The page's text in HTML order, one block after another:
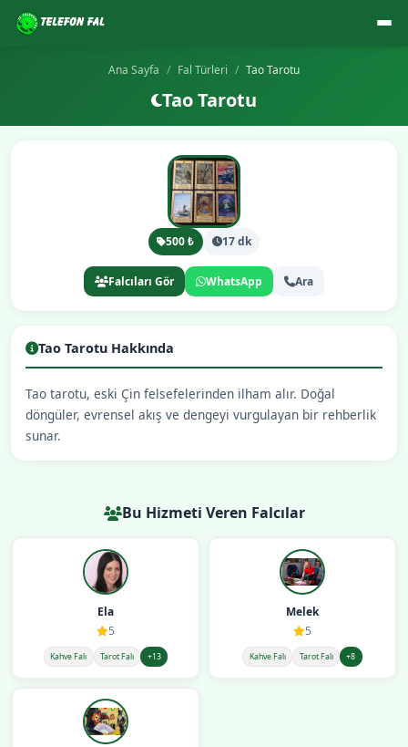
Ana Sayfa Fal Türleri Tao Tarotu
Tao Tarotu
500 ₺ 17 dk
Falcıları Gör WhatsApp Ara
Tao Tarotu Hakkında
Tao tarotu, eski Çin felsefelerinden ilham alır. Doğal
döngüler, evrensel akış ve dengeyi vurgulayan bir rehberlik
sunar.
Bu Hizmeti Veren Falcılar
Ela
5
Kahve Falı Tarot Falı +13
Melek
5
Kahve Falı Tarot Falı +8